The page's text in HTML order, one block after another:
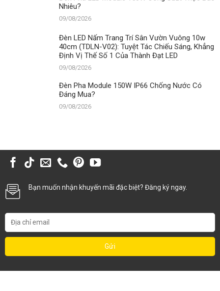
Nhiêu?
09/08/2026
Đèn LED Nấm Trang Trí Sân Vườn Vuông 10w
40cm (TDLN-V02): Tuyệt Tác Chiếu Sáng, Khẳng
Định Vị Thế Số 1 Của Thành Đạt LED
09/08/2026
Đèn Pha Module 150W IP66 Chống Nước Có
Đáng Mua?
09/08/2026
Bạn muốn nhận khuyến mãi đặc biệt? Đăng ký ngay.